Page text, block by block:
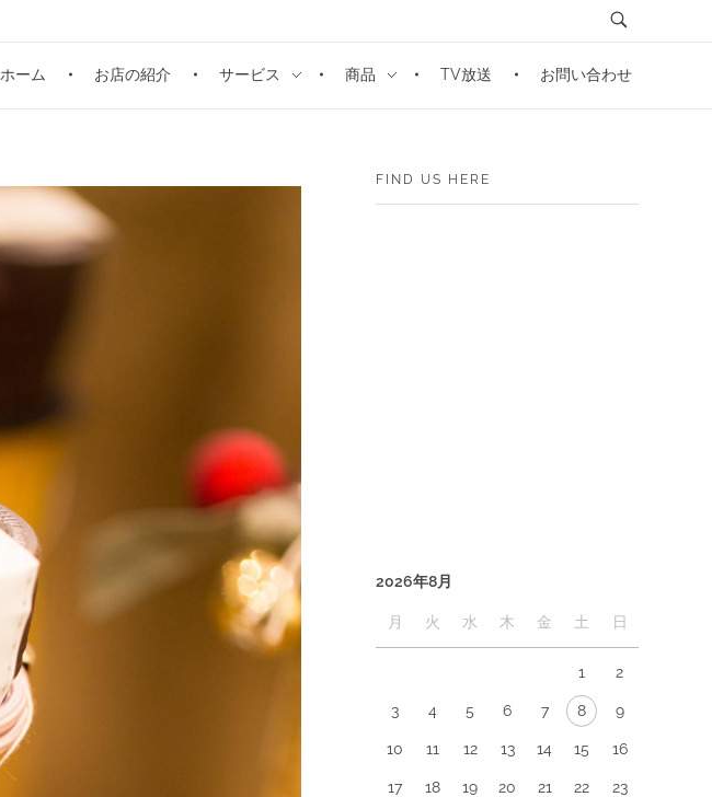
ホーム お店の紹介 サービス 商品 TV放送 お問い合わせ
FIND US HERE
2026年8月
月 火 水 木 金 土 日
1 2
3 4 5 6 7 8 9
10 11 12 13 14 15 16
17 18 19 20 21 22 23